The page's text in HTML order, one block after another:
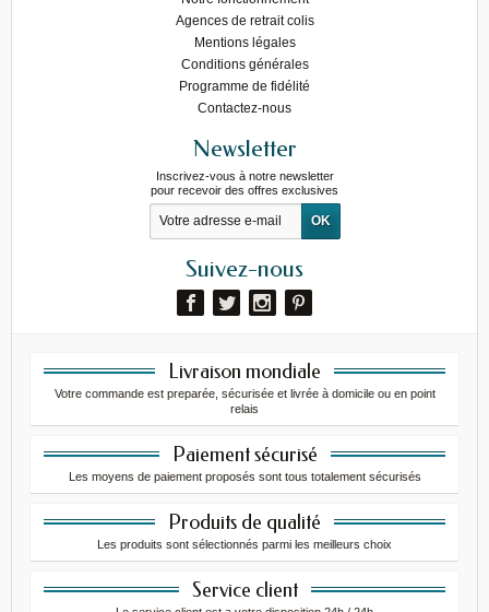
Agences de retrait colis
Mentions légales
Conditions générales
Programme de fidélité
Contactez-nous
Newsletter
Inscrivez-vous à notre newsletter
pour recevoir des offres exclusives
Suivez-nous
Livraison mondiale
Votre commande est preparée, sécurisée et livrée à domicile ou en point
relais
Paiement sécurisé
Les moyens de paiement proposés sont tous totalement sécurisés
Produits de qualité
Les produits sont sélectionnés parmi les meilleurs choix
Service client